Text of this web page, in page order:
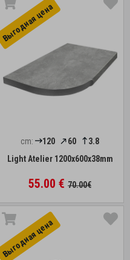
Выгоднaя цена
cm: 120 60
3.8
Light Atelier 1200x600x38mm
55.00 € 70.00€
Выгоднaя цена